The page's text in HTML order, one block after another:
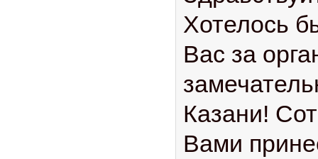
Хотелось
Вас за
Казани!
Вами